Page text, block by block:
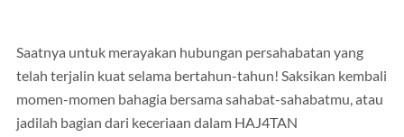
Saatnya untuk merayakan hubungan persahabatan yang
telah terjalin kuat selama bertahun-tahun! Saksikan kembali
momen-momen bahagia bersama sahabat-sahabatmu, atau
jadilah bagian dari keceriaan dalam HAJ4TAN